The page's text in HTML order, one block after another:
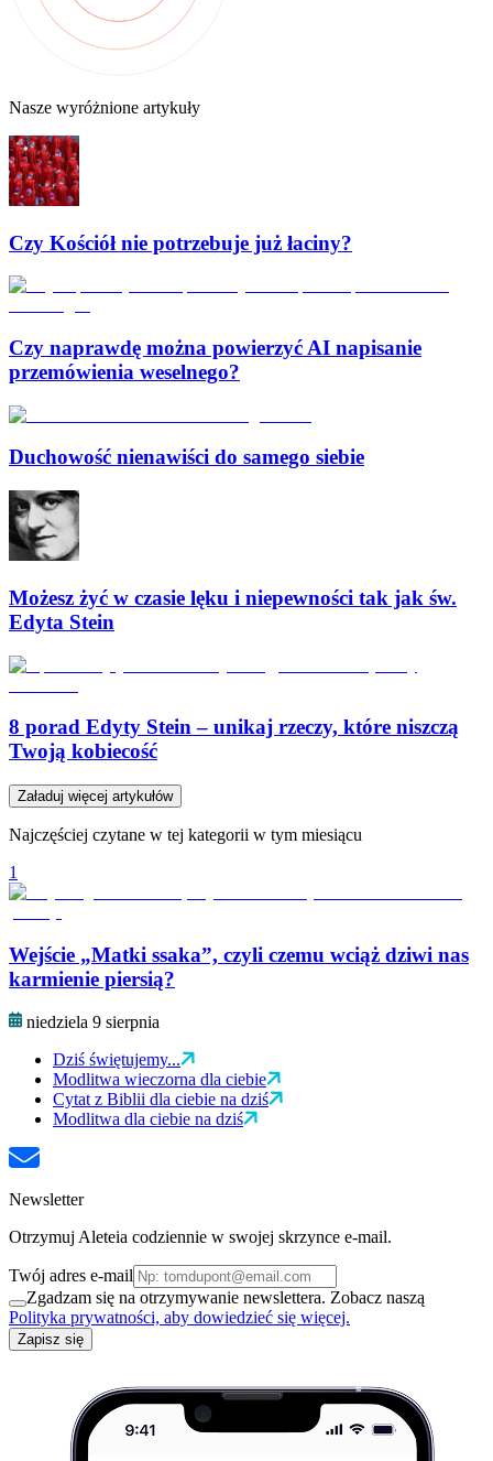
Nasze wyróżnione artykuły
Czy Kościół nie potrzebuje już łaciny?
Czy naprawdę można powierzyć AI napisanie
przemówienia weselnego?
Duchowość nienawiści do samego siebie
Możesz żyć w czasie lęku i niepewności tak jak św.
Edyta Stein
8 porad Edyty Stein – unikaj rzeczy, które niszczą
Twoją kobiecość
Załaduj więcej artykułów
Najczęściej czytane w tej kategorii w tym miesiącu
1
Wejście „Matki ssaka”, czyli czemu wciąż dziwi nas
karmienie piersią?
niedziela 9 sierpnia
Dziś świętujemy...
Modlitwa wieczorna dla ciebie
Cytat z Biblii dla ciebie na dziś
Modlitwa dla ciebie na dziś
Newsletter
Otrzymuj Aleteia codziennie w swojej skrzynce e-mail.
Twój adres e-mail
Zgadzam się na otrzymywanie newslettera. Zobacz naszą
Polityka prywatności, aby dowiedzieć się więcej.
Zapisz się